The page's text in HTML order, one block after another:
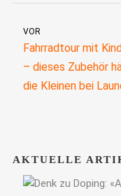
VOR
Fahrradtour mit
– dieses Zubehör
die Kleinen bei
AKTUELLE